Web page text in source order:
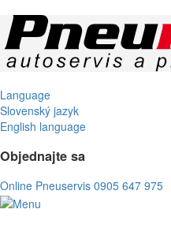
Language
Slovenský jazyk
English language
Objednajte sa
Online Pneuservis 0905 647 975